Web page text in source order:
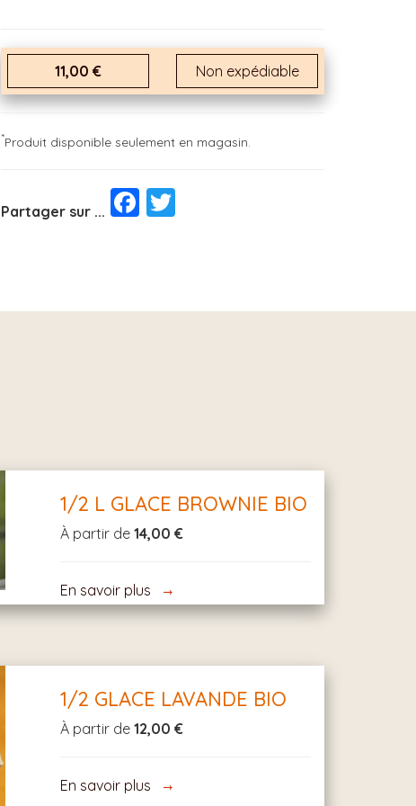
11,00 € Non expédiable
*Produit disponible seulement en magasin.
Partager sur ...
Facebook
1/2 L GLACE BROWNIE BIO
À partir de14,00 €
En savoir plus
1/2 GLACE LAVANDE BIO
À partir de12,00 €
En savoir plus